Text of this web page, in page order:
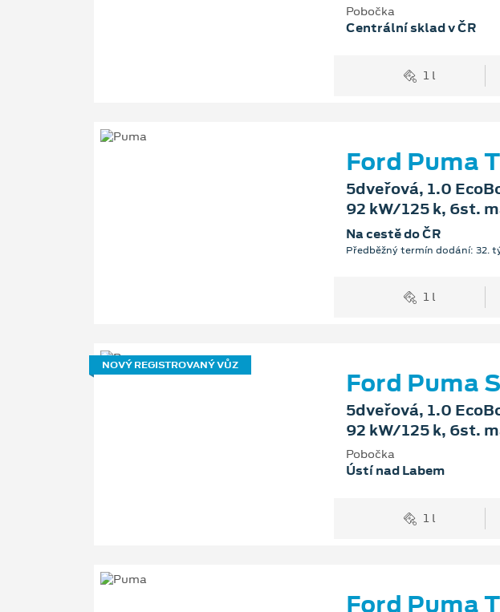
Pobočka
Centrální sklad v ČR
1 l
Ford Puma
5dveřová, 1.0
92 kW/125 k, 6st.
Na cestě do ČR
Předběžný termín dodání: 32.
1 l
NOVÝ REGISTROVANÝ VŮZ
Ford Puma
5dveřová, 1.0
92 kW/125 k, 6st.
Pobočka
Ústí nad Labem
1 l
Ford Puma